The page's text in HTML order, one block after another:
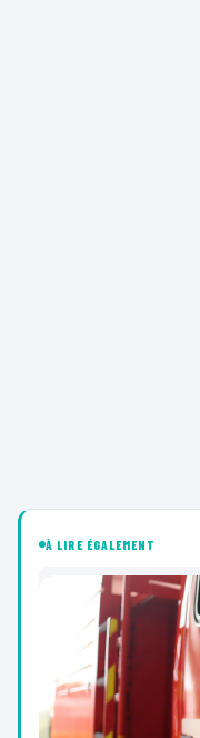
À LIRE ÉGALEMENT